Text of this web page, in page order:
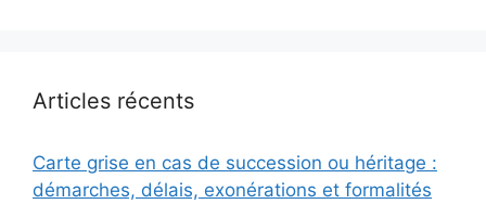
Articles récents
Carte grise en cas de succession ou héritage :
démarches, délais, exonérations et formalités